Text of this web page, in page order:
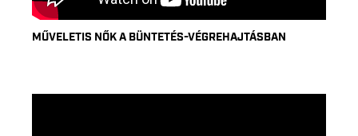
MŰVELETIS NŐK A BÜNTETÉS-VÉGREHAJTÁSBAN